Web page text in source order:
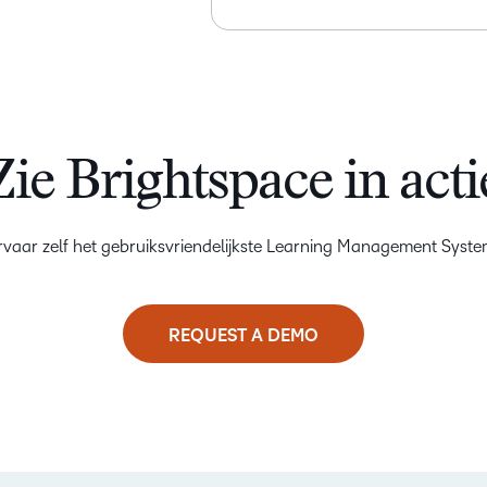
Brightspace in
zelf het gebruiksvriendelijkste Learning Management
REQUEST A DEMO